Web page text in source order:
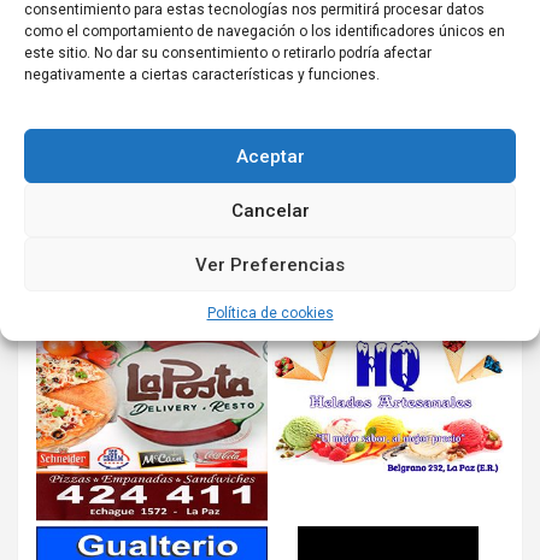
consentimiento para estas tecnologías nos permitirá procesar datos
como el comportamiento de navegación o los identificadores únicos en
este sitio. No dar su consentimiento o retirarlo podría afectar
negativamente a ciertas características y funciones.
Aceptar
Cancelar
Ver Preferencias
Política de cookies